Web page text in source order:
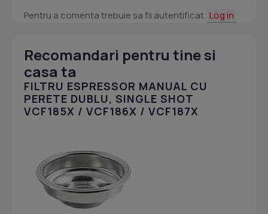
Pentru a comenta trebuie sa fii autentificat. Log in
Recomandari pentru tine si
casa ta
FILTRU ESPRESSOR MANUAL CU
PERETE DUBLU, SINGLE SHOT
VCF185X / VCF186X / VCF187X